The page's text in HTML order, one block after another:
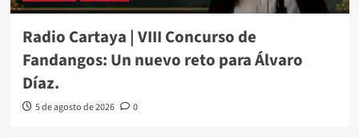
Radio Cartaya | VIII Concurso de
Fandangos: Un nuevo reto para Álvaro
Díaz.
5 de agosto de 2026 0